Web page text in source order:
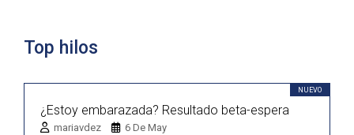
Top hilos
NUEVO
¿Estoy embarazada? Resultado beta-espera
mariavdez 6 De May